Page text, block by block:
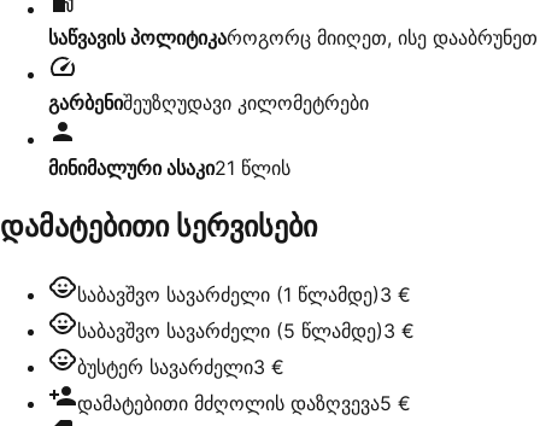
საწვავის პოლიტიკაროგორც მიიღეთ, ისე დააბრუნეთ
გარბენიშეუზღუდავი კილომეტრები
მინიმალური ასაკი21 წლის
დამატებითი სერვისები
საბავშვო სავარძელი (1 წლამდე)3 €
საბავშვო სავარძელი (5 წლამდე)3 €
ბუსტერ სავარძელი3 €
დამატებითი მძღოლის დაზღვევა5 €